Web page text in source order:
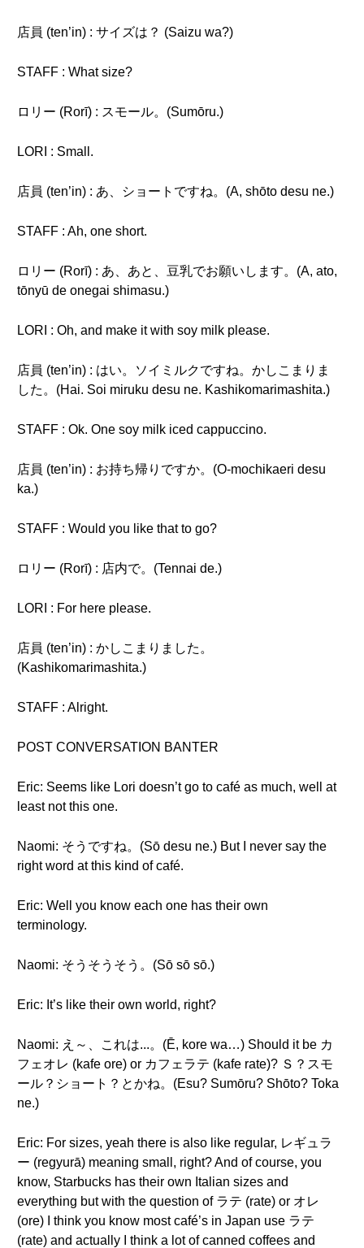
店員 (ten’in) : サイズは？ (Saizu wa?)
STAFF : What size?
ロリー (Rorī) : スモール。(Sumōru.)
LORI : Small.
店員 (ten’in) : あ、ショートですね。(A, shōto desu ne.)
STAFF : Ah, one short.
ロリー (Rorī) : あ、あと、豆乳でお願いします。(A, ato,
tōnyū de onegai shimasu.)
LORI : Oh, and make it with soy milk please.
店員 (ten’in) : はい。ソイミルクですね。かしこまりま
した。(Hai. Soi miruku desu ne. Kashikomarimashita.)
STAFF : Ok. One soy milk iced cappuccino.
店員 (ten’in) : お持ち帰りですか。(O-mochikaeri desu
ka.)
STAFF : Would you like that to go?
ロリー (Rorī) : 店内で。(Tennai de.)
LORI : For here please.
店員 (ten’in) : かしこまりました。
(Kashikomarimashita.)
STAFF : Alright.
POST CONVERSATION BANTER
Eric: Seems like Lori doesn’t go to café as much, well at
least not this one.
Naomi: そうですね。(Sō desu ne.) But I never say the
right word at this kind of café.
Eric: Well you know each one has their own
terminology.
Naomi: そうそうそう。(Sō sō sō.)
Eric: It’s like their own world, right?
Naomi: え～、これは...。(Ē, kore wa…) Should it be カ
フェオレ (kafe ore) or カフェラテ (kafe rate)? Ｓ？スモ
ール？ショート？とかね。(Esu? Sumōru? Shōto? Toka
ne.)
Eric: For sizes, yeah there is also like regular, レギュラ
ー (regyurā) meaning small, right? And of course, you
know, Starbucks has their own Italian sizes and
everything but with the question of ラテ (rate) or オレ
(ore) I think you know most café’s in Japan use ラテ
(rate) and actually I think a lot of canned coffees and